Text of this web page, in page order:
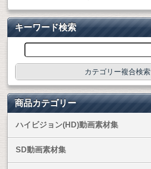
キーワード検索
カテゴリー複合検索
商品カテゴリー
ハイビジョン(HD)動画素材集
SD動画素材集